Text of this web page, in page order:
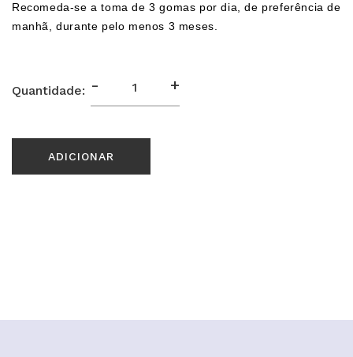
Recomeda-se a toma de 3 gomas por dia, de preferência de
manhã, durante pelo menos 3 meses.
Quantidade: - +
ADICIONAR